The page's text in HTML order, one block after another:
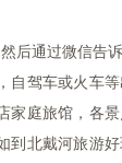
后通过微信告
自驾车或火车
庭旅馆，各
到北戴河旅游